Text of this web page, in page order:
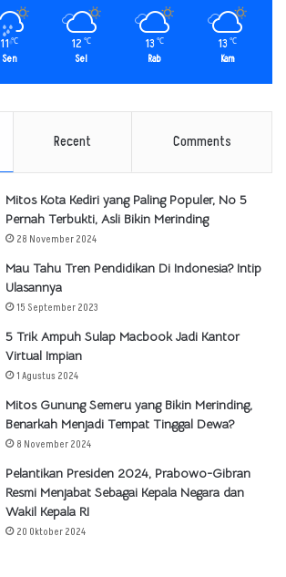
11 ℃
Sen
12 ℃
Sel
13 ℃
Rab
13 ℃
Kam
Recent Comments
Mitos Kota Kediri yang Paling Populer, No 5
Pernah Terbukti, Asli Bikin Merinding
28 November 2024
Mau Tahu Tren Pendidikan Di Indonesia? Intip
Ulasannya
15 September 2023
5 Trik Ampuh Sulap Macbook Jadi Kantor
Virtual Impian
1 Agustus 2024
Mitos Gunung Semeru yang Bikin Merinding,
Benarkah Menjadi Tempat Tinggal Dewa?
8 November 2024
Pelantikan Presiden 2024, Prabowo-Gibran
Resmi Menjabat Sebagai Kepala Negara dan
Wakil Kepala RI
20 Oktober 2024